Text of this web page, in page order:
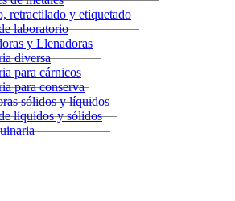
retractilado y etiquetado
laboratorio
y Llenadoras
diversa
para cárnicos
para conserva
sólidos y líquidos
líquidos y sólidos